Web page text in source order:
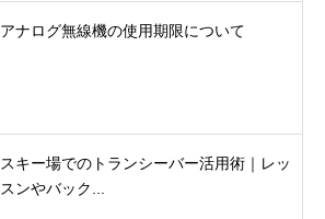
アナログ無線機の使用期限について
スキー場でのトランシーバー活用術｜レッ
スンやバック...